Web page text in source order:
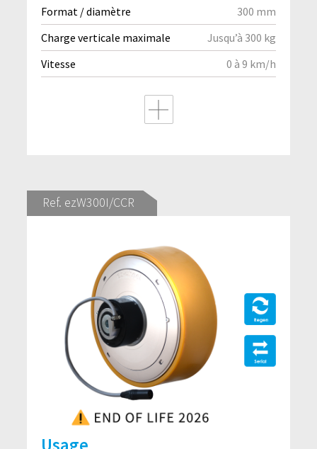
Format / diamètre
300 mm
Charge verticale maximale
Jusqu’à 300 kg
Vitesse
0 à 9 km/h
Ref. ezW300I/CCR